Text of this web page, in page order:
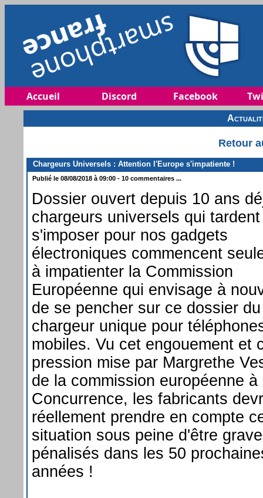
Accueil Discord Facebook
Retour
Chargeurs Universels : Attention l'Europe s'impatiente !
Publié le 08/08/2018 à 09:00 - 10 commentaires ...
Dossier ouvert depuis 10 ans
chargeurs universels qui
s'imposer pour nos gadgets
électroniques commencent
à impatienter la Commission
Européenne qui envisage à
de se pencher sur ce dossier du
chargeur unique pour
mobiles. Vu cet engouement et
pression mise par Margrethe
de la commission européenne à
Concurrence, les fabricants
réellement prendre en compte
situation sous peine d'être
pénalisés dans les 50
années !